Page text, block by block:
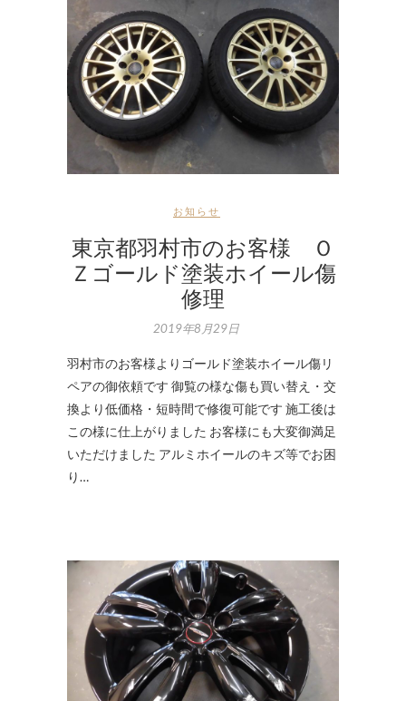
お知らせ
東京都羽村市のお客様 Ｏ
Ｚゴールド塗装ホイール傷
修理
2019年8月29日
羽村市のお客様よりゴールド塗装ホイール傷リ
ペアの御依頼です 御覧の様な傷も買い替え・交
換より低価格・短時間で修復可能です 施工後は
この様に仕上がりました お客様にも大変御満足
いただけました アルミホイールのキズ等でお困
り…